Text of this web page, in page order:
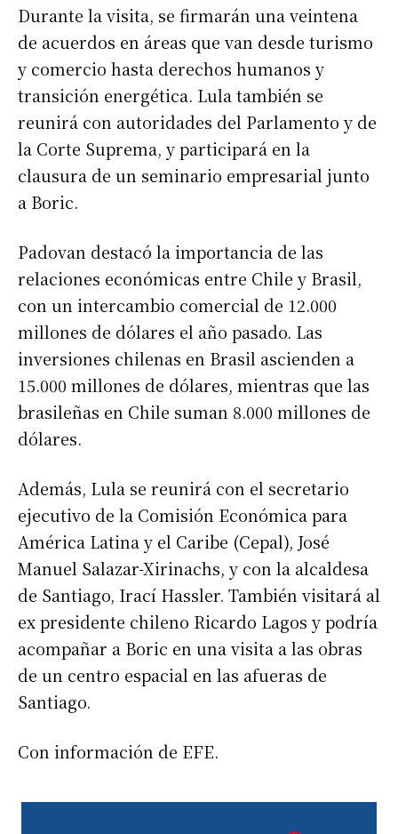
Durante la visita, se firmarán una veintena
de acuerdos en áreas que van desde turismo
y comercio hasta derechos humanos y
transición energética. Lula también se
reunirá con autoridades del Parlamento y de
la Corte Suprema, y participará en la
clausura de un seminario empresarial junto
a Boric.
Padovan destacó la importancia de las
relaciones económicas entre Chile y Brasil,
con un intercambio comercial de 12.000
millones de dólares el año pasado. Las
inversiones chilenas en Brasil ascienden a
15.000 millones de dólares, mientras que las
brasileñas en Chile suman 8.000 millones de
dólares.
Además, Lula se reunirá con el secretario
ejecutivo de la Comisión Económica para
América Latina y el Caribe (Cepal), José
Manuel Salazar-Xirinachs, y con la alcaldesa
de Santiago, Irací Hassler. También visitará al
ex presidente chileno Ricardo Lagos y podría
acompañar a Boric en una visita a las obras
de un centro espacial en las afueras de
Santiago.
Con información de EFE.